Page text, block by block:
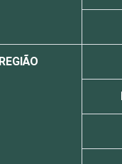
REGIÃO